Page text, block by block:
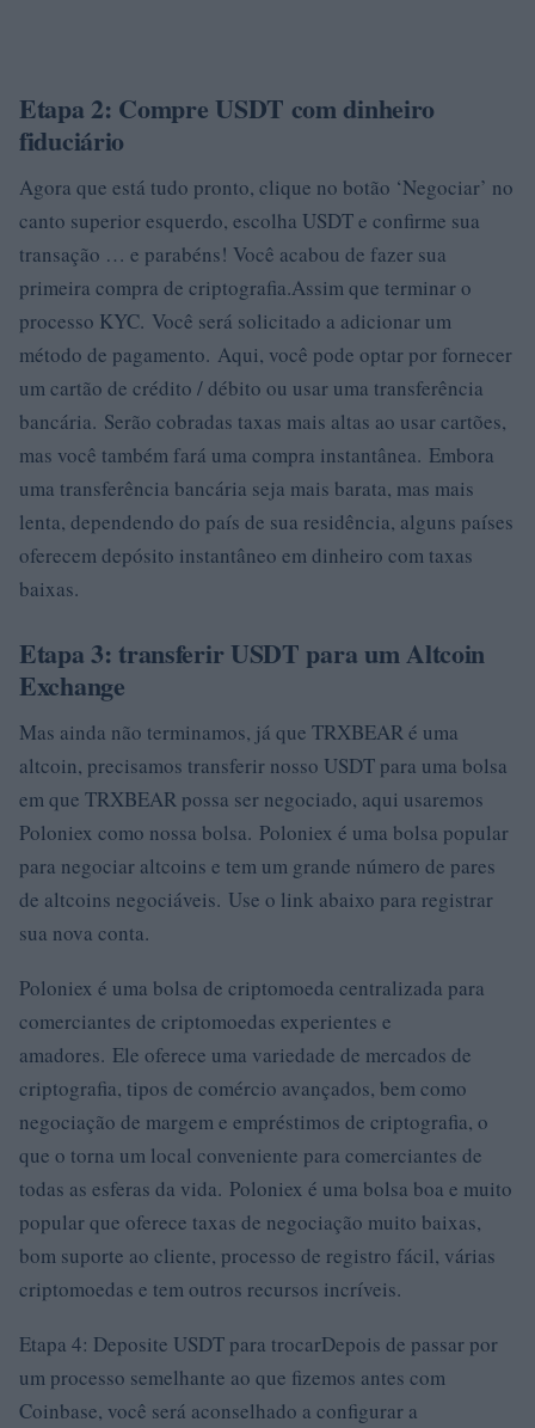
Etapa 2: Compre USDT com dinheiro
fiduciário
Agora que está tudo pronto, clique no botão ‘Negociar’ no
canto superior esquerdo, escolha USDT e confirme sua
transação … e parabéns! Você acabou de fazer sua
primeira compra de criptografia.Assim que terminar o
processo KYC. Você será solicitado a adicionar um
método de pagamento. Aqui, você pode optar por fornecer
um cartão de crédito / débito ou usar uma transferência
bancária. Serão cobradas taxas mais altas ao usar cartões,
mas você também fará uma compra instantânea. Embora
uma transferência bancária seja mais barata, mas mais
lenta, dependendo do país de sua residência, alguns países
oferecem depósito instantâneo em dinheiro com taxas
baixas.
Etapa 3: transferir USDT para um Altcoin
Exchange
Mas ainda não terminamos, já que TRXBEAR é uma
altcoin, precisamos transferir nosso USDT para uma bolsa
em que TRXBEAR possa ser negociado, aqui usaremos
Poloniex como nossa bolsa. Poloniex é uma bolsa popular
para negociar altcoins e tem um grande número de pares
de altcoins negociáveis. Use o link abaixo para registrar
sua nova conta.
Poloniex é uma bolsa de criptomoeda centralizada para
comerciantes de criptomoedas experientes e
amadores. Ele oferece uma variedade de mercados de
criptografia, tipos de comércio avançados, bem como
negociação de margem e empréstimos de criptografia, o
que o torna um local conveniente para comerciantes de
todas as esferas da vida. Poloniex é uma bolsa boa e muito
popular que oferece taxas de negociação muito baixas,
bom suporte ao cliente, processo de registro fácil, várias
criptomoedas e tem outros recursos incríveis.
Etapa 4: Deposite USDT para trocarDepois de passar por
um processo semelhante ao que fizemos antes com
Coinbase, você será aconselhado a configurar a